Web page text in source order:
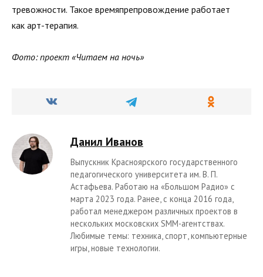
тревожности. Такое времяпрепровождение работает
как арт-терапия.
Фото: проект «Читаем на ночь»
Данил Иванов
Выпускник Красноярского государственного
педагогического университета им. В. П.
Астафьева. Работаю на «Большом Радио» с
марта 2023 года. Ранее, с конца 2016 года,
работал менеджером различных проектов в
нескольких московских SMM-агентствах.
Любимые темы: техника, спорт, компьютерные
игры, новые технологии.